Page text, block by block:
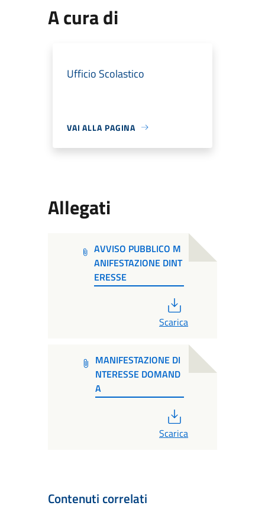
A cura di
Ufficio Scolastico
VAI ALLA PAGINA
Allegati
AVVISO PUBBLICO M
ANIFESTAZIONE DINT
ERESSE
Scarica
MANIFESTAZIONE DI
NTERESSE DOMAND
A
Scarica
Contenuti correlati